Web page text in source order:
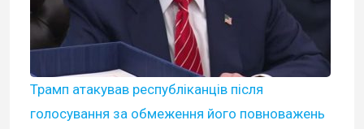
Трамп атакував республіканців після
голосування за обмеження його повноважень